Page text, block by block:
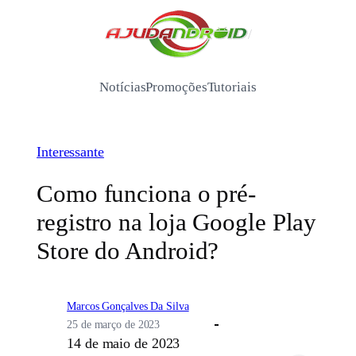
/
NotíciasPromoçõesTutoriais
Interessante
Como funciona o pré-
registro na loja Google Play
Store do Android?
Marcos Gonçalves Da Silva
25 de março de 2023
14 de maio de 2023